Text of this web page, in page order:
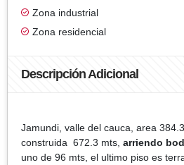
Zona industrial
Zona residencial
Descripción Adicional
Jamundi, valle del cauca, area
construida 672.3 mts, arriendo
uno de 96 mts, el ultimo piso es